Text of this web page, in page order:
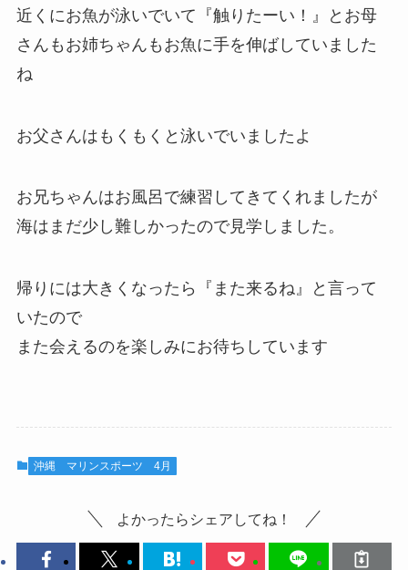
近くにお魚が泳いでいて『触りたーい！』とお母
さんもお姉ちゃんもお魚に手を伸ばしていました
ね
お父さんはもくもくと泳いでいましたよ
お兄ちゃんはお風呂で練習してきてくれましたが
海はまだ少し難しかったので見学しました。
帰りには大きくなったら『また来るね』と言って
いたので
また会えるのを楽しみにお待ちしています
沖縄 マリンスポーツ 4月
よかったらシェアしてね！